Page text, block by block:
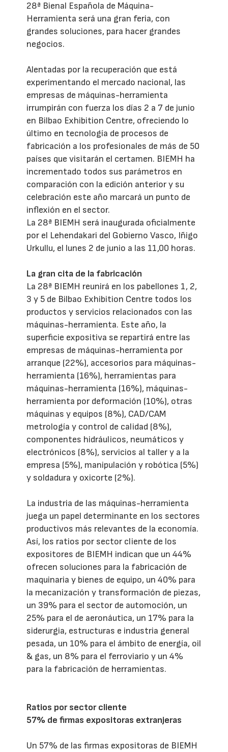
28ª Bienal Española de Máquina-
Herramienta será una gran feria, con
grandes soluciones, para hacer grandes
negocios.
Alentadas por la recuperación que está
experimentando el mercado nacional, las
empresas de máquinas-herramienta
irrumpirán con fuerza los días 2 a 7 de junio
en Bilbao Exhibition Centre, ofreciendo lo
último en tecnología de procesos de
fabricación a los profesionales de más de 50
países que visitarán el certamen. BIEMH ha
incrementado todos sus parámetros en
comparación con la edición anterior y su
celebración este año marcará un punto de
inflexión en el sector.
La 28ª BIEMH será inaugurada oficialmente
por el Lehendakari del Gobierno Vasco, Iñigo
Urkullu, el lunes 2 de junio a las 11,00 horas.
La gran cita de la fabricación
La 28ª BIEMH reunirá en los pabellones 1, 2,
3 y 5 de Bilbao Exhibition Centre todos los
productos y servicios relacionados con las
máquinas-herramienta. Este año, la
superficie expositiva se repartirá entre las
empresas de máquinas-herramienta por
arranque (22%), accesorios para máquinas-
herramienta (16%), herramientas para
máquinas-herramienta (16%), máquinas-
herramienta por deformación (10%), otras
máquinas y equipos (8%), CAD/CAM
metrología y control de calidad (8%),
componentes hidráulicos, neumáticos y
electrónicos (8%), servicios al taller y a la
empresa (5%), manipulación y robótica (5%)
y soldadura y oxicorte (2%).
La industria de las máquinas-herramienta
juega un papel determinante en los sectores
productivos más relevantes de la economía.
Así, los ratios por sector cliente de los
expositores de BIEMH indican que un 44%
ofrecen soluciones para la fabricación de
maquinaria y bienes de equipo, un 40% para
la mecanización y transformación de piezas,
un 39% para el sector de automoción, un
25% para el de aeronáutica, un 17% para la
siderurgia, estructuras e industria general
pesada, un 10% para el ámbito de energía, oil
& gas, un 8% para el ferroviario y un 4%
para la fabricación de herramientas.
Ratios por sector cliente
57% de firmas expositoras extranjeras
Un 57% de las firmas expositoras de BIEMH